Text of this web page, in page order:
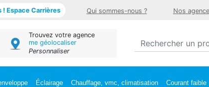
! Espace Carrières Qui sommes-nous ? Nos
Trouvez votre agence
me géolocaliser
Personnaliser
Éclairage Chauffage, vmc, climatisation Courant faible